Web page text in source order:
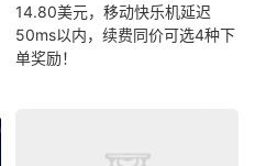
14.80美元，移动快乐机延迟
50ms以内，续费同价可选4种下
单奖励！